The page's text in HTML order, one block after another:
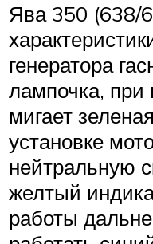
Ява 350 (638/
генератора
лампочка, при
мигает
установке
нейтральную
желтый
работы